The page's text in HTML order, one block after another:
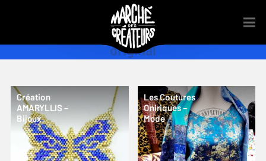
original
Création
AMARYLLIS –
Bijoux
Les Coutures
Oniriques –
Mode